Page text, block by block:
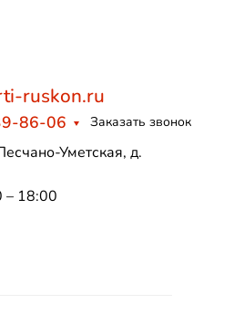
ruskon.ru
86-06 Заказать звонок
Уметская, д.
18:00